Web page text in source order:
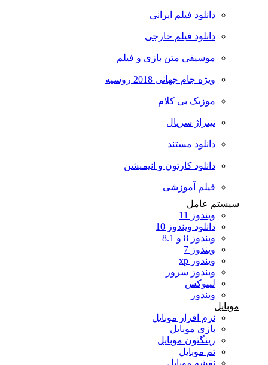
دانلود فیلم ایرانی
دانلود فیلم خارجی
موسیقی متن بازی و فیلم
ویژه جام جهانی 2018 روسیه
موزیک بی کلام
تیتراژ سریال
دانلود مستند
دانلود کارتون و انیمیشن
فیلم آموزشی
سیستم عامل
ویندوز 11
دانلود ویندوز 10
ویندوز 8 و 8.1
ویندوز 7
ویندوز xp
ویندوز سرور
لینوکس
ویندوز
نرم افزار موبایل
بازی موبایل
رینگتون موبایل
تم موبایل
نقشه موبایل